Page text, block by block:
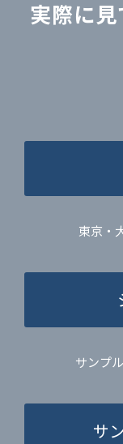
実際に
東京・
サンプ
サ